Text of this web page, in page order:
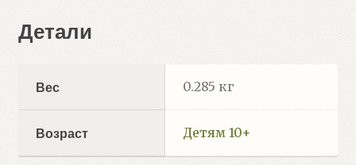
Детали
Вес 0.285 кг
Возраст Детям 10+